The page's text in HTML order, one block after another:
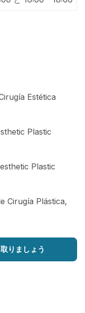
Estética
Plastic
Plastic
Cirugía Plástica,
りましょう